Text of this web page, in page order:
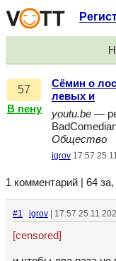
57
В пену
Сёмин о
левых и
youtu.be —
Общество
igrov 17:57
1 комментарий | 64
#1 igrov | 17:57
[censored]